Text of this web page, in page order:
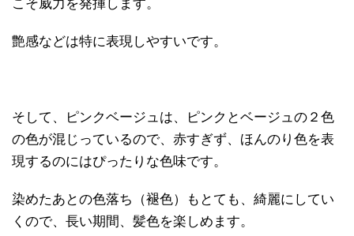
こそ威力を発揮します。
艶感などは特に表現しやすいです。
そして、ピンクベージュは、ピンクとベージュの２色
の色が混じっているので、赤すぎず、ほんのり色を表
現するのにはぴったりな色味です。
染めたあとの色落ち（褪色）もとても、綺麗にしてい
くので、長い期間、髪色を楽しめます。